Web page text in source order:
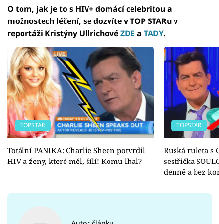
O tom, jak je to s HIV+ domácí celebritou a
možnostech léčení, se dozvíte v TOP STARu v
reportáži Kristýny UllrichovéZDE a TADY.
TOPSTAR
Totální PANIKA: Charlie Sheen potvrdil
HIV a ženy, které měl, šílí! Komu lhal?
TOPSTAR
Ruská ruleta s
sestřička
denně a bez